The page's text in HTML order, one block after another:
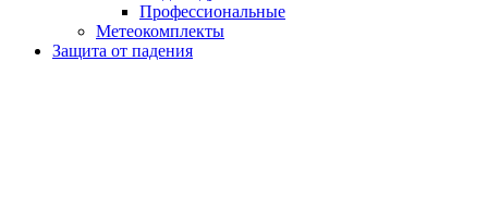
Профессиональные
Метеокомплекты
Защита от падения